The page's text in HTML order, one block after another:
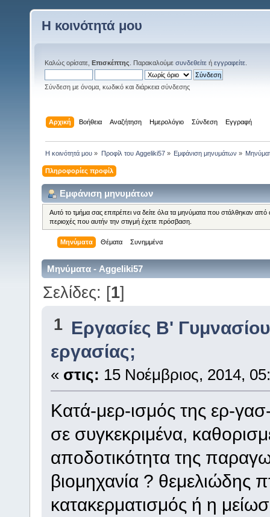
Η κοινότητά μου
Καλώς ορίσατε, Επισκέπτης . Παρακαλούμε συνδεθείτε ή εγγραφείτε
Σύνδεση με όνομα, κωδικό και διάρκεια σύνδεσης
Αρχική Βοήθεια Αναζήτηση Ημερολόγιο Σύνδεση Εγγραφή
Η κοινότητά μου » Προφίλ του Aggeliki57» Εμφάνιση μηνυμάτων »
Πληροφορίες προφίλ
Εμφάνιση μηνυμάτων
Αυτό το τμήμα σας επιτρέπει να δείτε όλα τα μηνύματα που στάλθηκαν
περιοχές που αυτήν την στιγμή έχετε πρόσβαση.
Μηνύματα Θέματα Συνημμένα
Μηνύματα - Aggeliki57
Σελίδες: [1]
1 Eργασίες Β' Γυμνασίου
εργασίας;
« στις: 15 Νοέμβριος, 2014,
Κατά-μερ-ισμός της ερ-
σε συγκεκριμένα,
αποδοτικότητα της
βιομηχανία ?
κατακερματισμός ή η